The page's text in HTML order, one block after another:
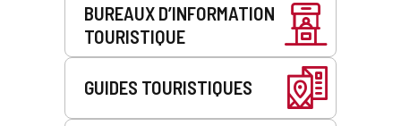
BUREAUX D’INFORMATION
TOURISTIQUE
GUIDES TOURISTIQUES